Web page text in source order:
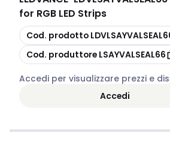
for RGB LED Strips
copia
Cod. prodotto
copia
Cod. produttore LSAYVALSEAL66
Accedi per visualizzare prezzi e
Accedi